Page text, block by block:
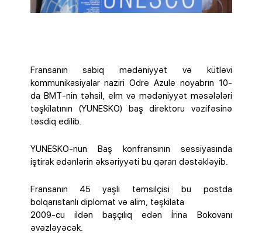
Fransanın sabiq mədəniyyət və kütləvi
kommunikasiyalar naziri Odre Azule noyabrın 10-
da BMT-nin təhsil, elm və mədəniyyət məsələləri
təşkilatının (YUNESKO) baş direktoru vəzifəsinə
təsdiq edilib.
YUNESKO-nun Baş konfransının sessiyasında
iştirak edənlərin əksəriyyəti bu qərarı dəstəkləyib.
Fransanın 45 yaşlı təmsilçisi bu postda
bolqarıstanlı diplomat və alim, təşkilata
2009-cu ildən başçılıq edən İrina Bokovanı
əvəzləyəcək.